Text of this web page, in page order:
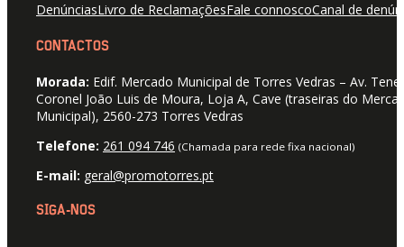
DenúnciasLivro de ReclamaçõesFale connoscoCanal de
CONTACTOS
Morada: Edif. Mercado Municipal de Torres Vedras – Av.
Coronel João Luis de Moura, Loja A, Cave (traseiras do
Municipal), 2560-273 Torres Vedras
Telefone: 261 094 746 (Chamada para rede fixa nacional)
E-mail: geral@promotorres.pt
SIGA-NOS